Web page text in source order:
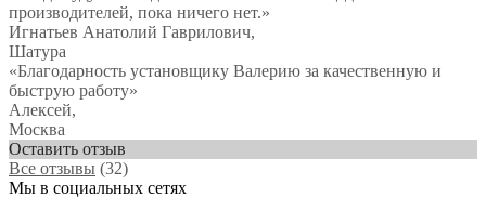
производителей, пока ничего нет.»
Игнатьев Анатолий Гаврилович,
Шатура
«Благодарность установщику Валерию за качественную и
быструю работу»
Алексей,
Москва
Оставить отзыв
Все отзывы (32)
Мы в социальных сетях